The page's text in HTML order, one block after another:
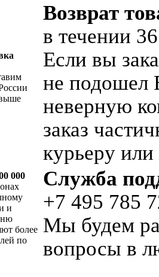
Возврат
в течении
Если вы
не подошел
неверную
заказ
курьеру
000
и
более
по
Служба
+7 495 785
Мы будем
вопросы в